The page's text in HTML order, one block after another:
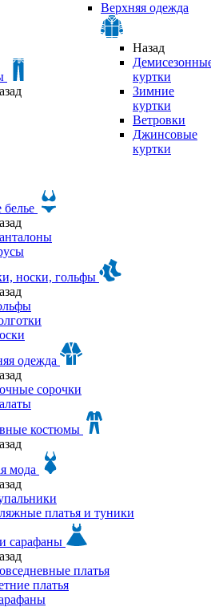
Верхняя одежда
Назад
куртки
Зимние
куртки
Ветровки
Джинсовые
куртки
носки, гольфы
одежда
сорочки
костюмы
мода
платья и туники
сарафаны
платья
платья